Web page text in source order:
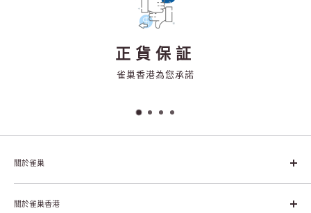
正貨保証
雀巢香港為您承諾
關於雀巢
雀巢集團起源於1866年的瑞士，目前是全球領先的「營養、健康、
幸福生活」企業。雀巢的目標是「我們充分發掘食品的力量，提升
關於雀巢香港